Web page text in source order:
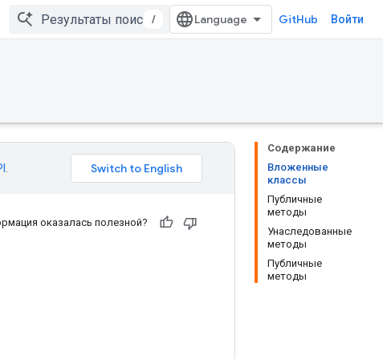
/ GitHub Войти
Содержание
Вложенные
классы
Публичные
методы
Унаследованные
методы
Публичные
методы
оказалась полезной?